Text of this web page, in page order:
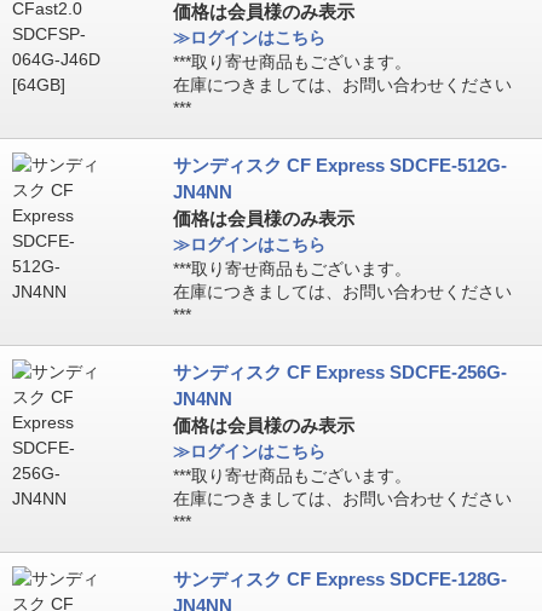
価格は会員様のみ表示
≫ログインはこちら
***取り寄せ商品もございます。
在庫につきましては、お問い合わせください
***
サンディスク CF Express SDCFE-512G-
JN4NN
価格は会員様のみ表示
≫ログインはこちら
***取り寄せ商品もございます。
在庫につきましては、お問い合わせください
***
サンディスク CF Express SDCFE-256G-
JN4NN
価格は会員様のみ表示
≫ログインはこちら
***取り寄せ商品もございます。
在庫につきましては、お問い合わせください
***
サンディスク CF Express SDCFE-128G-
JN4NN